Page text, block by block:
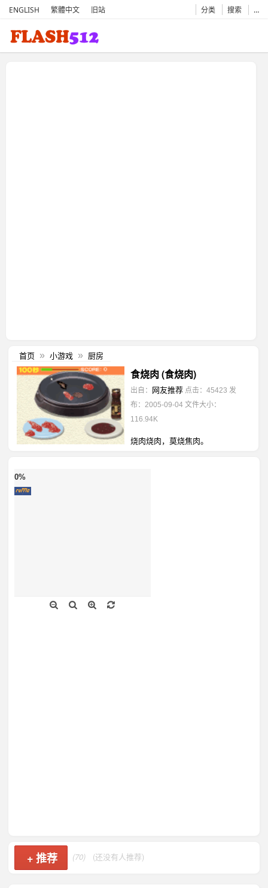
ENGLISH 繁體中文 旧站 分类 搜索 …
首页 » 小游戏 » 厨房
食烧肉 (食烧肉)
出自： 网友推荐 点击：45423 发
布：2005-09-04 文件大小：
116.94K
烧肉烧肉，莫烧焦肉。
0%
+推荐 (70) (还没有人推荐)